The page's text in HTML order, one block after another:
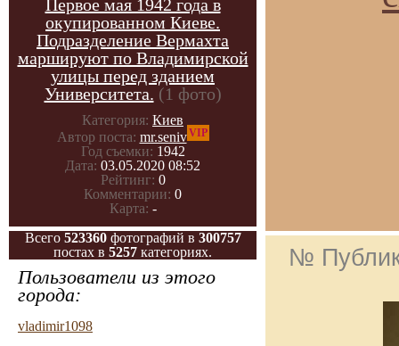
Первое мая 1942 года в
окупированном Киеве.
Подразделение Вермахта
маршируют по Владимирской
улицы перед зданием
Университета. (1 фото)
Категория: Киев
Автор поста: mr.senivVIP
Год съемки: 1942
Дата: 03.05.2020 08:52
Рейтинг: 0
Комментарии: 0
Карта: -
Всего 523360фотографий в 300757
постах в 5257 категориях.
Пользователи из этого
города:
vladimir1098
№